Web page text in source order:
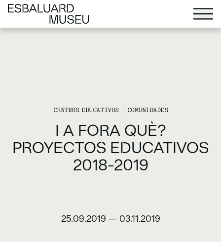
CENTROS EDUCATIVOS COMUNIDADES
I A FORA QUÈ?
PROYECTOS EDUCATIVOS
2018-2019
25.09.2019 — 03.11.2019